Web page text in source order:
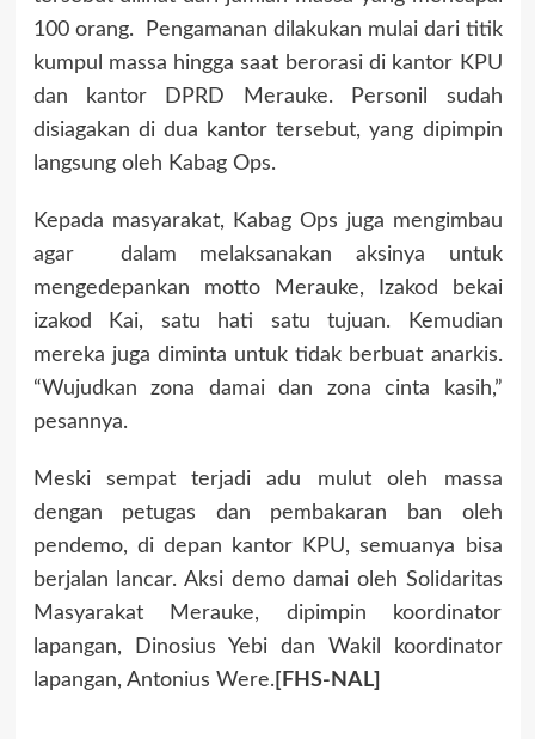
100 orang. Pengamanan dilakukan mulai dari titik
kumpul massa hingga saat berorasi di kantor KPU
dan kantor DPRD Merauke. Personil sudah
disiagakan di dua kantor tersebut, yang dipimpin
langsung oleh Kabag Ops.
Kepada masyarakat, Kabag Ops juga mengimbau
agar dalam melaksanakan aksinya untuk
mengedepankan motto Merauke, Izakod bekai
izakod Kai, satu hati satu tujuan. Kemudian
mereka juga diminta untuk tidak berbuat anarkis.
“Wujudkan zona damai dan zona cinta kasih,”
pesannya.
Meski sempat terjadi adu mulut oleh massa
dengan petugas dan pembakaran ban oleh
pendemo, di depan kantor KPU, semuanya bisa
berjalan lancar. Aksi demo damai oleh Solidaritas
Masyarakat Merauke, dipimpin koordinator
lapangan, Dinosius Yebi dan Wakil koordinator
lapangan, Antonius Were. [FHS-NAL]